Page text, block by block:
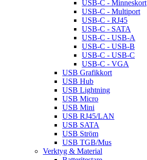
USB-C - Minneskort
USB-C - Multiport
USB-C - RJ45
USB-C - SATA
USB-C - USB-A
USB-C - USB-B
USB-C - USB-C
USB-C - VGA
USB Grafikkort
USB Hub
USB Lightning
USB Micro
USB Mini
USB RJ45/LAN
USB SATA
USB Ström
USB TGB/Mus
Verktyg & Material